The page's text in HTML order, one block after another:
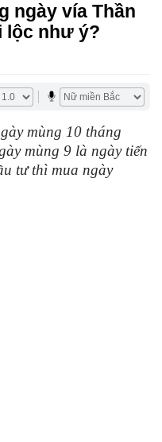
ngày vía Thần
lộc như ý?
mùng 10 tháng
mùng 9 là ngày tiến
tư thì mua ngày